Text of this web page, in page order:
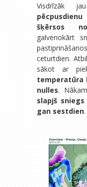
Visdrīzāk
pēcpusdienu
šķērsos
galvenokārt
ceturtdien.
sākot ar
temperatūra
nulles.
slapjš
gan sestdien.